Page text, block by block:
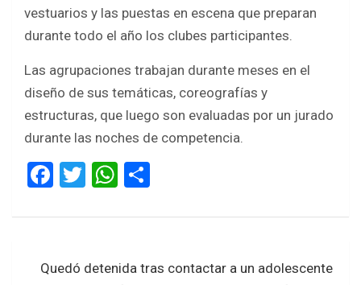
vestuarios y las puestas en escena que preparan
durante todo el año los clubes participantes.
Las agrupaciones trabajan durante meses en el
diseño de sus temáticas, coreografías y
estructuras, que luego son evaluadas por un jurado
durante las noches de competencia.
F
ce
o
T
tt
W
at
A
ar
Quedó detenida tras contactar a un adolescente